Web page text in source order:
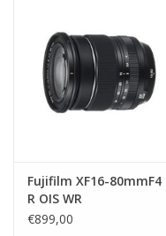
Fujifilm XF16-80mmF4
R OIS WR
€899,00